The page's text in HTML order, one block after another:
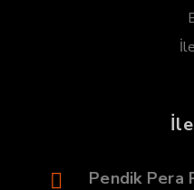
Pendik Pera